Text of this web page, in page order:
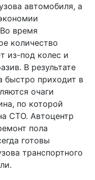
автомобиля, а
время
количество
из-под колес и
В результате
быстро приходит в
очаги
по которой
СТО. Автоцентр
пола
готовы
транспортного